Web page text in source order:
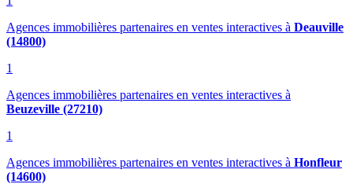
Agences immobilières partenaires en ventes interactives à Deauville
(14800)
1
Agences immobilières partenaires en ventes interactives à
Beuzeville (27210)
1
Agences immobilières partenaires en ventes interactives à Honfleur
(14600)